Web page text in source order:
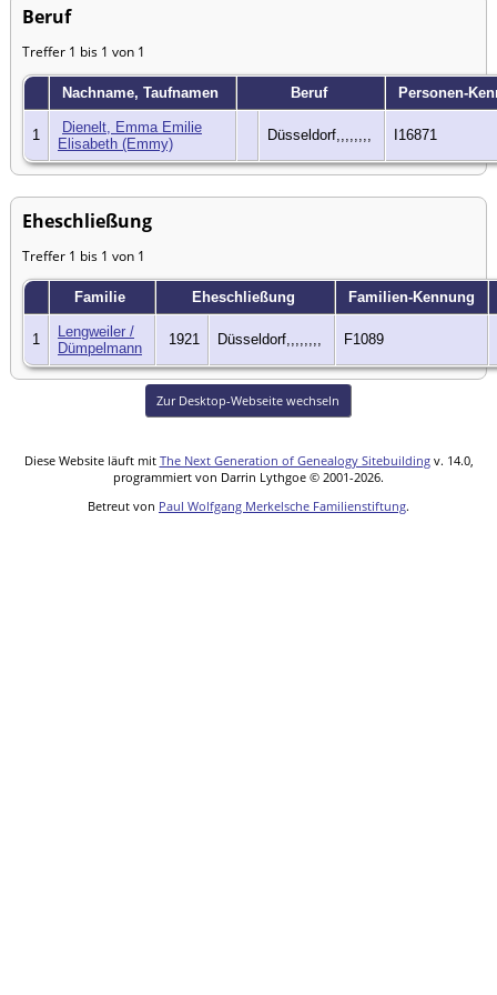
Beruf
Treffer 1 bis 1 von 1
Nachname, Taufnamen Beruf Personen-
1
Dienelt, Emma Emilie
Elisabeth (Emmy)
Düsseldorf,,,,,,,, I16871
Eheschließung
Treffer 1 bis 1 von 1
Familie Eheschließung Familien-Kennung
1
Lengweiler /
Dümpelmann
1921 Düsseldorf,,,,,,,, F1089
Zur Desktop-Webseite wechseln
Diese Website läuft mit The Next Generation of Genealogy Sitebuildingv. 14.0,
programmiert von Darrin Lythgoe © 2001-2026.
Betreut von Paul Wolfgang Merkelsche Familienstiftung.